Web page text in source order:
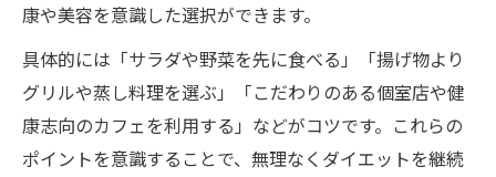
康や美容を意識した選択ができます。
具体的には「サラダや野菜を先に食べる」「揚げ物より
グリルや蒸し料理を選ぶ」「こだわりのある個室店や健
康志向のカフェを利用する」などがコツです。これらの
ポイントを意識することで、無理なくダイエットを継続